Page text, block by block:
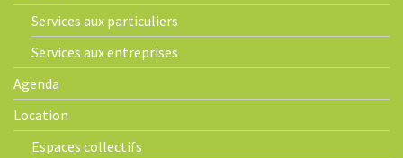
Services aux particuliers
Services aux entreprises
Agenda
Location
Espaces collectifs